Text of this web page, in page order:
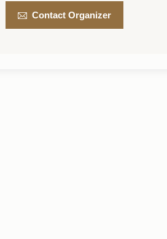
Contact Organizer